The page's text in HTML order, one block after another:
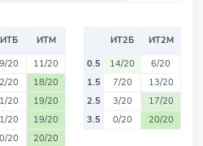
ИТБ
ИТМ
9/20
11/20
2/20
18/20
1/20
19/20
1/20
19/20
0/20 20/20
ИТ2Б
ИТ2М
0.5
14/20
6/20
1.5
7/20
13/20
2.5
3/20
17/20
3.5
0/20 20/20